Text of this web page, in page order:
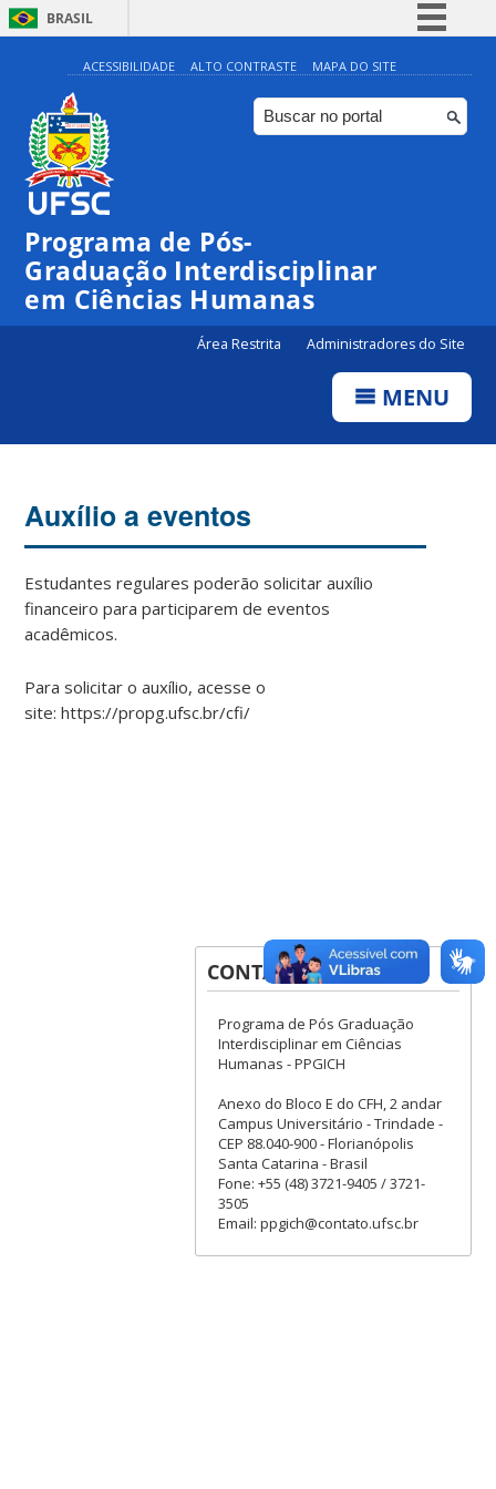
BRASIL
Simplifique!
Comunica BR
Participe
ACESSIBILIDADE ALTO CONTRASTE MAPA DO SITE
Programa de Pós-
Graduação Interdisciplinar
em Ciências Humanas
Área Restrita Administradores do Site
MENU
Auxílio a eventos
Estudantes regulares poderão solicitar auxílio
financeiro para participarem de eventos
acadêmicos.
Para solicitar o auxílio, acesse o
site: https://propg.ufsc.br/cfi/
CONTATOS
Programa de Pós Graduação
Interdisciplinar em Ciências
Humanas - PPGICH
Anexo do Bloco E do CFH, 2 andar
Campus Universitário - Trindade -
CEP 88.040-900 - Florianópolis
Santa Catarina - Brasil
Fone: +55 (48) 3721-9405 / 3721-
3505
Email: ppgich@contato.ufsc.br